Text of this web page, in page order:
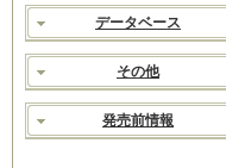
データベース
その他
発売前情報